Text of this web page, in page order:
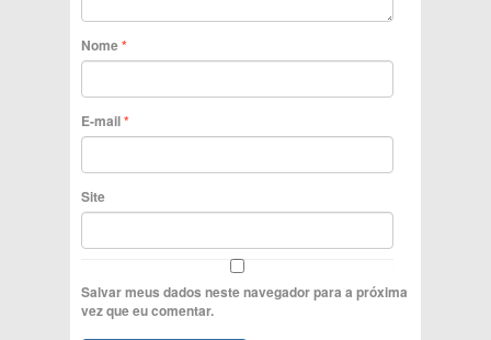
Nome*
E-mail*
Site
Salvar meus dados neste navegador para a próxima
vez que eu comentar.